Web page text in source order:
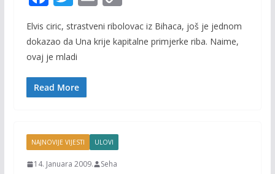
e
b
o
o
itt
er
m
ai
o
p
y
Elvis ciric, strastveni ribolovac iz Bihaca, još je jednom
dokazao da Una krije kapitalne primjerke riba. Naime,
ovaj je mladi
Read More
NAJNOVIJE VIJESTI ULOVI
14. Januara 2009. Seha